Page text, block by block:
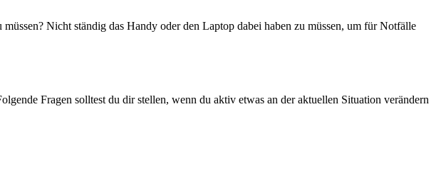
Nicht ständig das Handy oder den Laptop dabei haben zu müssen, um für Notfälle
Fragen solltest du dir stellen, wenn du aktiv etwas an der aktuellen Situation verändern